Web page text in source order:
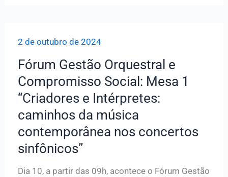
dia
na
FCM
2 de outubro de 2024
Fórum Gestão Orquestral e
Compromisso Social: Mesa 1
“Criadores e Intérpretes:
caminhos da música
contemporânea nos concertos
sinfônicos”
Dia 10, a partir das 09h, acontece o Fórum Gestão